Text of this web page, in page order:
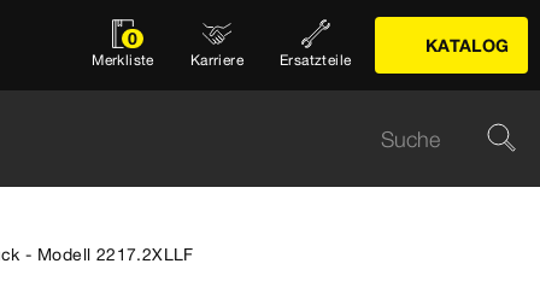
0
Merkliste Karriere Ersatzteile
KATALOG
- Modell 2217.2XLLF